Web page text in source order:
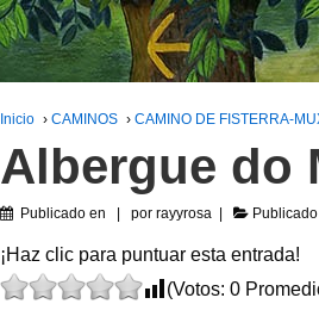
Inicio › CAMINOS › CAMINO DE FISTERRA-
Albergue do
Publicado en por rayyrosa Publicado
¡Haz clic para puntuar esta entrada!
(Votos: 0